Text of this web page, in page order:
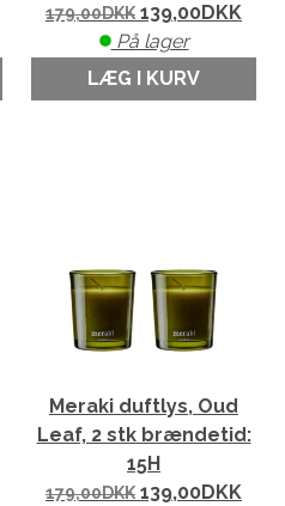
179,00DKK 139,00DKK
På lager
LÆG I KURV
Meraki duftlys, Oud
Leaf, 2 stk brændetid:
15H
179,00DKK 139,00DKK